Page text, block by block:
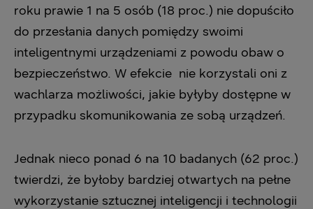
roku prawie 1 na 5 osób (18 proc.) nie dopuściło
do przesłania danych pomiędzy swoimi
inteligentnymi urządzeniami z powodu obaw o
bezpieczeństwo. W efekcie nie korzystali oni z
wachlarza możliwości, jakie byłyby dostępne w
przypadku skomunikowania ze sobą urządzeń.
Jednak nieco ponad 6 na 10 badanych (62 proc.)
twierdzi, że byłoby bardziej otwartych na pełne
wykorzystanie sztucznej inteligencji i technologii